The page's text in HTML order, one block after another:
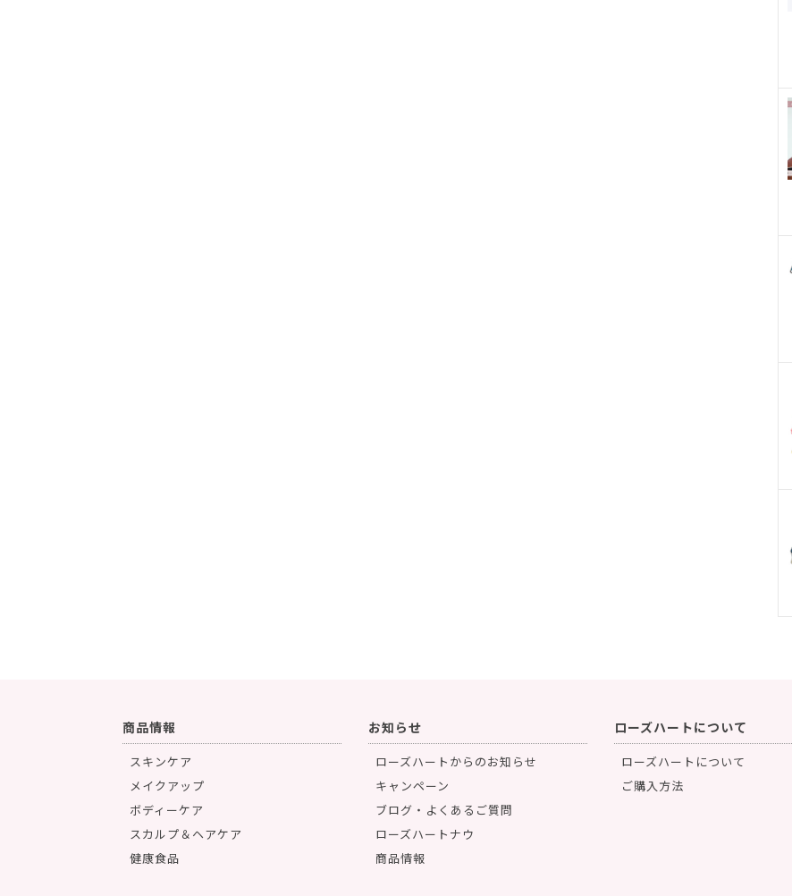
商品情報
スキンケア
メイクアップ
ボディーケア
スカルプ＆ヘアケア
健康食品
お知らせ
ローズハートからのお知らせ
キャンペーン
ブログ・よくあるご質問
ローズハートナウ
商品情報
ローズハートについて
ローズハートについて
ご購入方法